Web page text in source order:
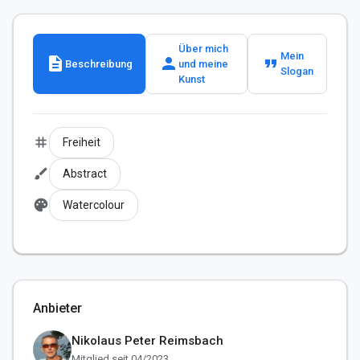
description Beschreibung person
Über mich
und meine
Kunst
format_quote Mein
Slogan
tag Freiheit
brush Abstract
palette Watercolour
Anbieter
Nikolaus Peter Reimsbach